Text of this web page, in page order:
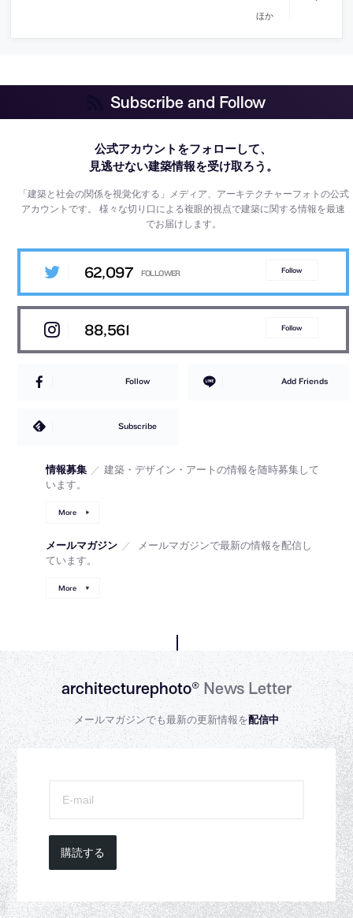
ほか
Subscribe and Follow
公式アカウントをフォローして、
見逃せない建築情報を受け取ろう。
「建築と社会の関係を視覚化する」メディア、アーキテクチャーフォトの公式
アカウントです。様々な切り口による複眼的視点で建築に関する情報を最速
でお届けします。
62,097 Follow
88,561 Follow
Follow Add Friends
Subscribe
情報募集 ／ 建築・デザイン・アートの情報を随時募集して
います。
More
メールマガジン ／
メールマガジンで最新の情報を配信し
ています。
More
architecturephoto®News Letter
メールマガジンでも最新の更新情報を配信中
購読する